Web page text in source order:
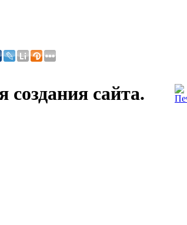
создания сайта.